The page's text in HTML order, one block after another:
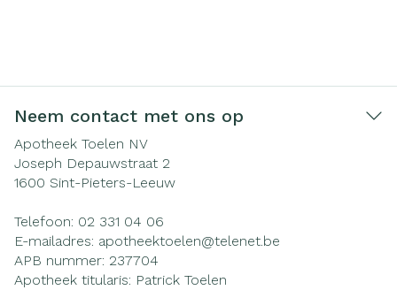
Neem contact met ons op
Apotheek Toelen NV
Joseph Depauwstraat 2
1600 Sint-Pieters-Leeuw
Telefoon: 02 331 04 06
E-mailadres: apotheektoelen@telenet.be
APB nummer: 237704
Apotheek titularis: Patrick Toelen